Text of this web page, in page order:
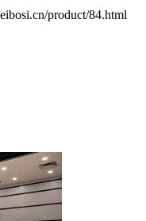
product/84.html